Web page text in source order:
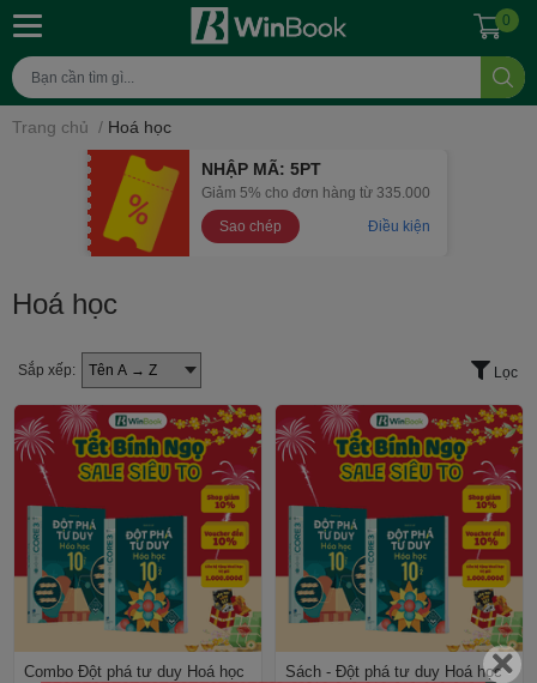
0
Trang chủ / Hoá học
NHẬP MÃ: 5PT
Giảm 5% cho đơn hàng từ 335.000
Sao chép
Điều kiện
Hoá học
Sắp xếp: Lọc
Combo Đột phá tư duy Hoá học
Sách - Đột phá tư duy Hoá học